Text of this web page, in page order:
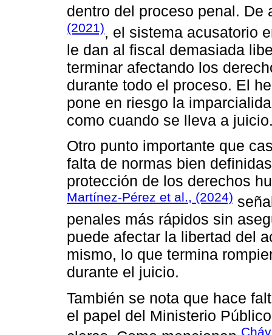
dentro del proceso penal. De
(2021), el sistema acusatorio
le dan al fiscal demasiada
terminar afectando los
durante todo el proceso. El
pone en riesgo la
como cuando se lleva a
Otro punto importante que
falta de normas bien
protección de los derechos
Martínez-Pérez et al., (2024)
penales más rápidos sin
puede afectar la libertad del
mismo, lo que termina
durante el juicio.
También se nota que hace
el papel del Ministerio